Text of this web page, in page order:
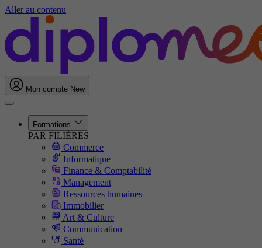
Aller au contenu
Mon compte New
Formations
PAR FILIÈRES
Commerce
Informatique
Finance & Comptabilité
Management
Ressources humaines
Immobilier
Art & Culture
Communication
Santé